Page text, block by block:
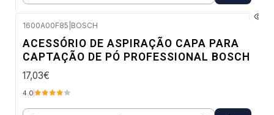
1600A00F85 BOSCH
ACESSÓRIO DE ASPIRAÇÃO CAPA PARA
CAPTAÇÃO DE PÓ PROFESSIONAL BOSCH
17,03€
4.0